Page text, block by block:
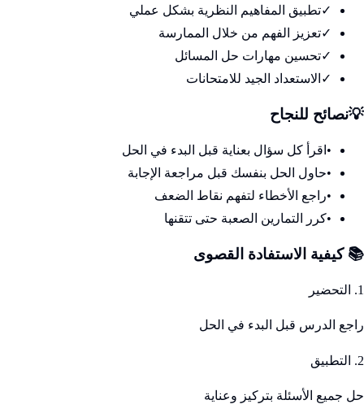
✓تطبيق المفاهيم النظرية بشكل عملي
✓تعزيز الفهم من خلال الممارسة
✓تحسين مهارات حل المسائل
✓ الاستعداد الجيد للامتحانات
💡نصائح للنجاح
• اقرأ كل سؤال بعناية قبل البدء في الحل
•حاول الحل بنفسك قبل مراجعة الإجابة
•راجع الأخطاء لتفهم نقاط الضعف
•كرر التمارين الصعبة حتى تتقنها
📚 كيفية الاستفادة القصوى
1. التحضير
راجع الدرس قبل البدء في الحل
2. التطبيق
حل جميع الأسئلة بتركيز وعناية